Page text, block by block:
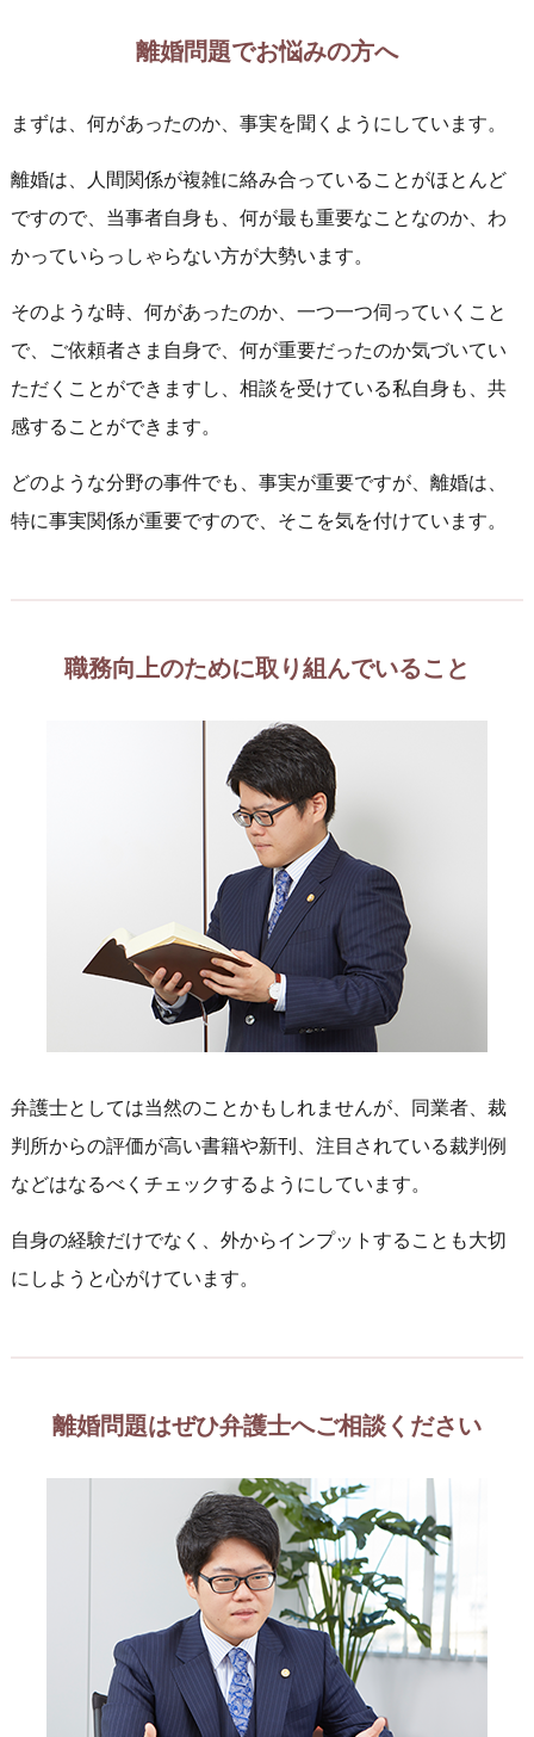
離婚問題でお悩みの方へ
まずは、何があったのか、事実を聞くようにしています。
離婚は、人間関係が複雑に絡み合っていることがほとんど
ですので、当事者自身も、何が最も重要なことなのか、わ
かっていらっしゃらない方が大勢います。
そのような時、何があったのか、一つ一つ伺っていくこと
で、ご依頼者さま自身で、何が重要だったのか気づいてい
ただくことができますし、相談を受けている私自身も、共
感することができます。
どのような分野の事件でも、事実が重要ですが、離婚は、
特に事実関係が重要ですので、そこを気を付けています。
職務向上のために取り組んでいること
弁護士としては当然のことかもしれませんが、同業者、裁
判所からの評価が高い書籍や新刊、注目されている裁判例
などはなるべくチェックするようにしています。
自身の経験だけでなく、外からインプットすることも大切
にしようと心がけています。
離婚問題はぜひ弁護士へご相談ください